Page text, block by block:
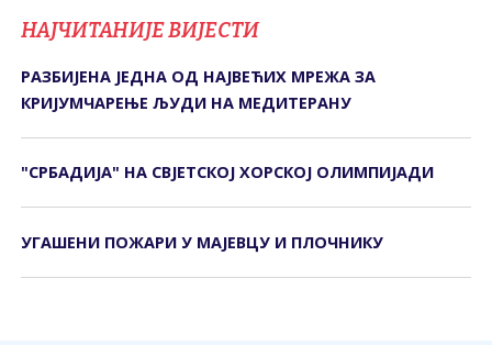
НАЈЧИТАНИЈЕ ВИЈЕСТИ
РАЗБИЈЕНА ЈЕДНА ОД НАЈВЕЋИХ МРЕЖА ЗА
КРИЈУМЧАРЕЊЕ ЉУДИ НА МЕДИТЕРАНУ
"СРБАДИЈА" НА СВЈЕТСКОЈ ХОРСКОЈ ОЛИМПИЈАДИ
УГАШЕНИ ПОЖАРИ У МАЈЕВЦУ И ПЛОЧНИКУ